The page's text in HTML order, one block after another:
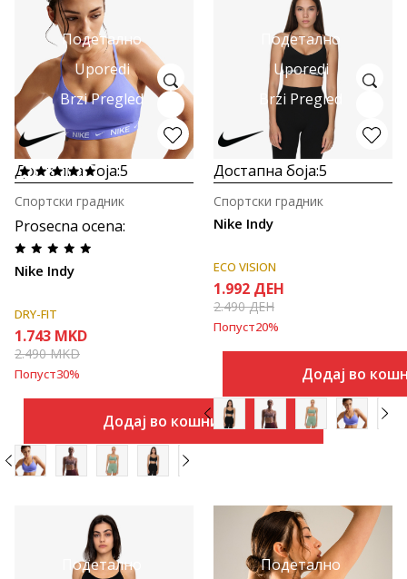
Подетално
Uporedi
Brzi Pregled
Достапна боја:5
Prosecna ocena:
Nike Indy
Спортски градник
DRY-FIT
1.743 MKD
2.490MKD
Попуст30%
Додај во кошничка
Подетално
Uporedi
Brzi Pregled
Достапна боја:5
Nike Indy
Спортски градник
ECO VISION
1.992 ДЕН
2.490ДЕН
Попуст20%
Додај во
Подетално Подетално